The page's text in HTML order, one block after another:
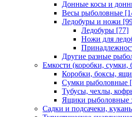
Донные косы и
Весы рыболовные
Ледобуры и ножи
Ледобуры [77]
Ножи для
Другие разные
Емкости (коробки, сумки,
Коробки, боксы,
Сумки рыболовные
Тубусы, чехлы,
Ящики рыболовные
Садки и подсачеки,